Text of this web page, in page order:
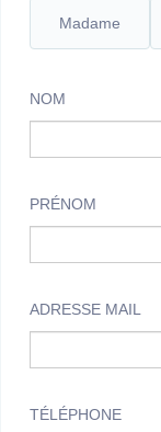
Madame
NOM
PRÉNOM
ADRESSE MAIL
TÉLÉPHONE